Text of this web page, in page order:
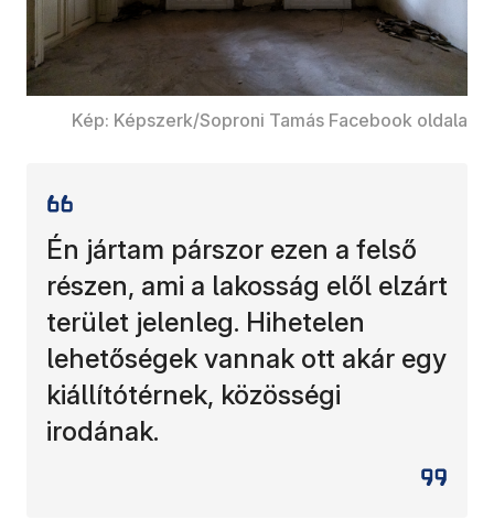
Kép: Képszerk/Soproni Tamás Facebook oldala
Én jártam párszor ezen a felső
részen, ami a lakosság elől elzárt
terület jelenleg. Hihetelen
lehetőségek vannak ott akár egy
kiállítótérnek, közösségi
irodának.